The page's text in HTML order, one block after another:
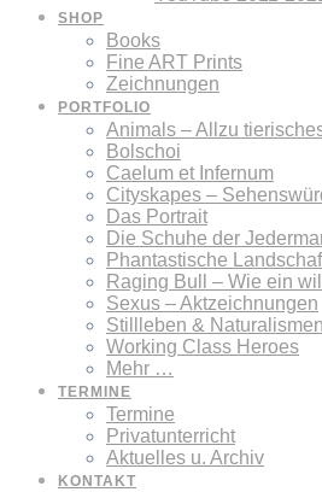
SHOP
Books
Fine ART Prints
Zeichnungen
PORTFOLIO
Animals – Allzu
Bolschoi
Caelum et Infernum
Cityskapes –
Das Portrait
Die Schuhe der
Phantastische
Raging Bull – Wie ein
Sexus – Aktzeichnungen
Stillleben & Naturalismen
Working Class Heroes
Mehr …
TERMINE
Termine
Privatunterricht
Aktuelles u. Archiv
KONTAKT